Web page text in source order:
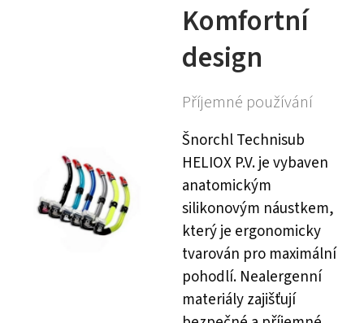
Komfortní
design
Příjemné používání
Šnorchl Technisub
HELIOX P.V. je vybaven
anatomickým
silikonovým náustkem,
který je ergonomicky
tvarován pro maximální
pohodlí. Nealergenní
materiály zajišťují